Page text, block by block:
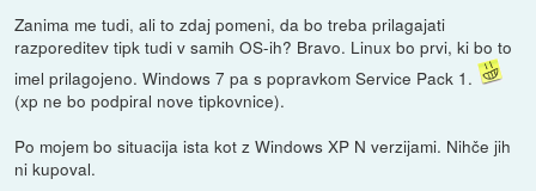
Zanima me tudi, ali to zdaj pomeni, da bo treba prilagajati
razporeditev tipk tudi v samih OS-ih? Bravo. Linux bo prvi, ki bo to
imel prilagojeno. Windows 7 pa s popravkom Service Pack 1.
(xp ne bo podpiral nove tipkovnice).
Po mojem bo situacija ista kot z Windows XP N verzijami. Nihče jih
ni kupoval.